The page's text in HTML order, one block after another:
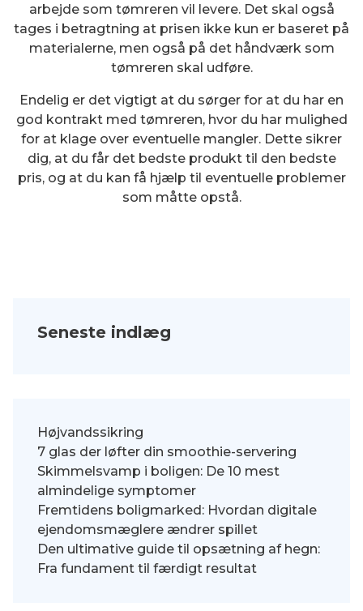
arbejde som tømreren vil levere. Det skal også
tages i betragtning at prisen ikke kun er baseret på
materialerne, men også på det håndværk som
tømreren skal udføre.
Endelig er det vigtigt at du sørger for at du har en
god kontrakt med tømreren, hvor du har mulighed
for at klage over eventuelle mangler. Dette sikrer
dig, at du får det bedste produkt til den bedste
pris, og at du kan få hjælp til eventuelle problemer
som måtte opstå.
Seneste indlæg
Højvandssikring
7 glas der løfter din smoothie-servering
Skimmelsvamp i boligen: De 10 mest
almindelige symptomer
Fremtidens boligmarked: Hvordan digitale
ejendomsmæglere ændrer spillet
Den ultimative guide til opsætning af hegn:
Fra fundament til færdigt resultat